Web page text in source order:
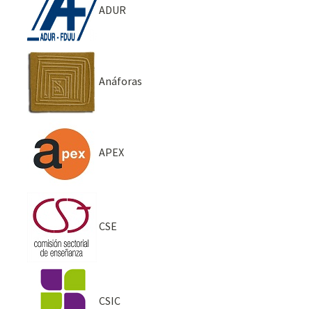
ADUR
Anáforas
APEX
CSE
CSIC